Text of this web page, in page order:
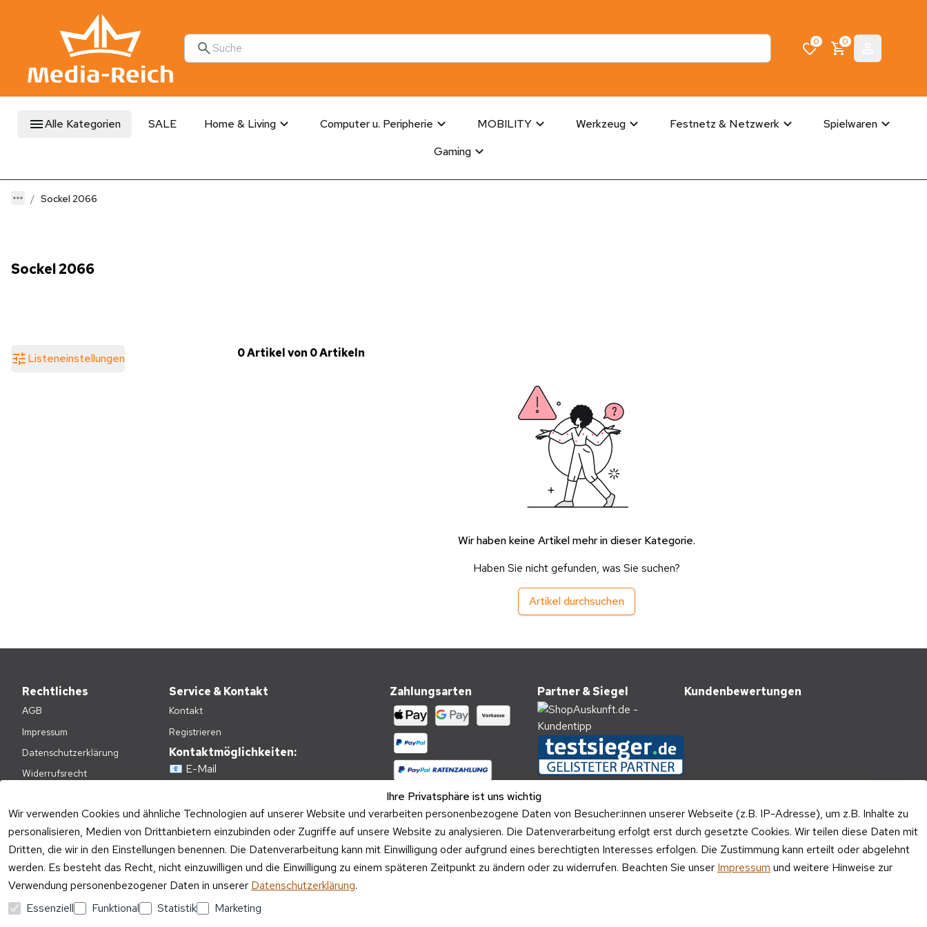
0 0
Alle Kategorien SALE Home & Living Computer u. Peripherie MOBILITY Werkzeug Festnetz & Netzwerk
Spielwaren
Gaming
Sockel 2066
Sockel 2066
Listeneinstellungen 0 Artikel von 0 Artikeln
Wir haben keine Artikel mehr in dieser Kategorie.
Haben Sie nicht gefunden, was Sie suchen?
Artikel durchsuchen
Ihre Privatsphäre ist uns wichtig
Wir verwenden Cookies und ähnliche Technologien auf unserer Website und verarbeiten personenbezogene Daten von Besucher:innen unserer Webseite (z.B. IP-Adresse), um z.B. Inhalte zu
personalisieren, Medien von Drittanbietern einzubinden oder Zugriffe auf unsere Website zu analysieren. Die Datenverarbeitung erfolgt erst durch gesetzte Cookies. Wir teilen diese Daten mit
Dritten, die wir in den Einstellungen benennen. Die Datenverarbeitung kann mit Einwilligung oder aufgrund eines berechtigten Interesses erfolgen. Die Zustimmung kann erteilt oder abgelehnt
werden. Es besteht das Recht, nicht einzuwilligen und die Einwilligung zu einem späteren Zeitpunkt zu ändern oder zu widerrufen. Beachten Sie unser Impressum und weitere Hinweise zur
Verwendung personenbezogener Daten in unserer Datenschutzerklärung.
Essenziell
Funktional Statistik Marketing
Rechtliches
AGB
Impressum
Datenschutzerklärung
Widerrufsrecht
Versandkosten
Batteriehinweis
Verpackungshinweise
Altgeräte-Entsorgung
Vertrag widerrufen
Service & Kontakt
Kontakt
Registrieren
Kontaktmöglichkeiten:
📧 E-Mail
E-Mail Kundenservice:
Mo – Fr 09:00 – 17:00 Uhr
Telefon Kundenservice:
Mo – Fr 11:00 – 15:00 Uhr
Zahlungsarten
Versandpartner
Partner & Siegel Kundenbewertungen